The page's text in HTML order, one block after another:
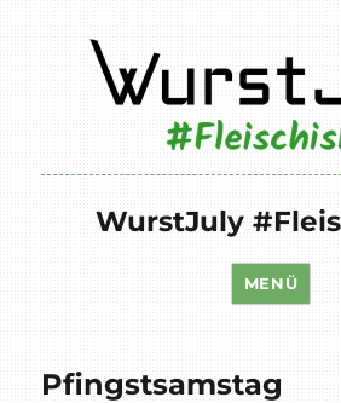
WurstJuly
MENÜ
Pfingstsamstag